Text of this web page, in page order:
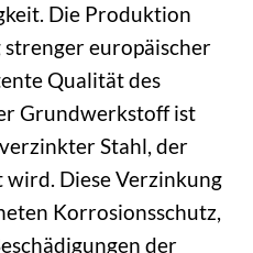
Die Produktion
europäischer
Qualität des
Grundwerkstoff ist
Stahl, der
Diese Verzinkung
Korrosionsschutz,
der